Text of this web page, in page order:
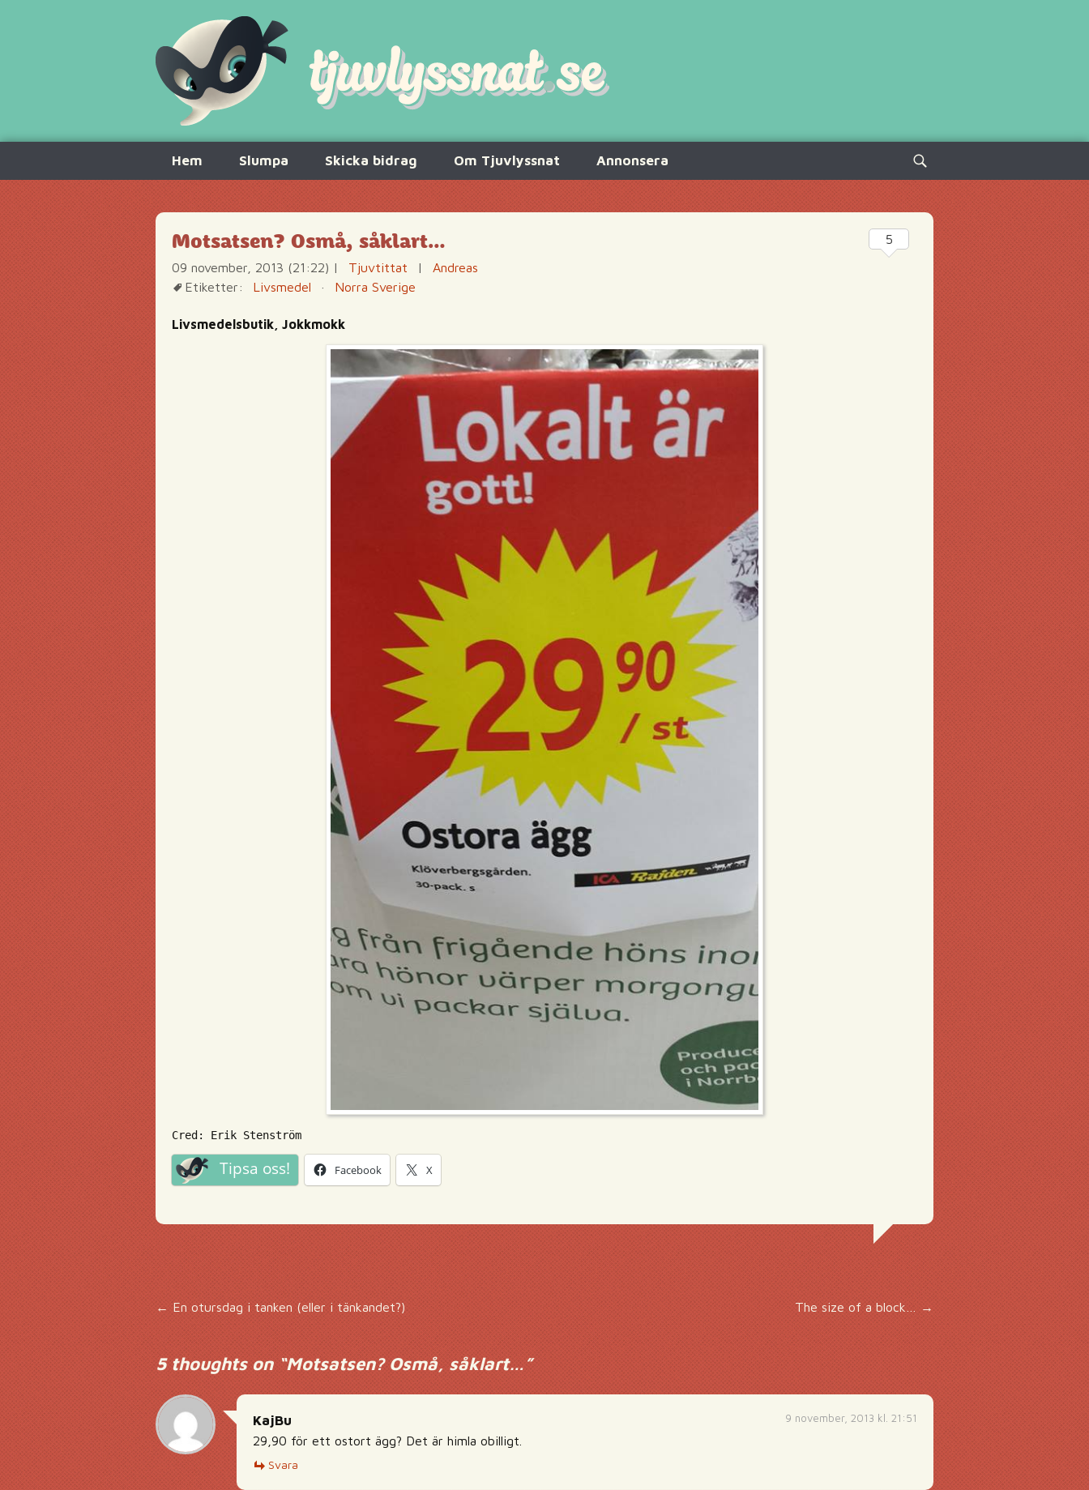
innehåll
Hem Slumpa Skicka bidrag Om Tjuvlyssnat Annonsera
Sök
efter:
Motsatsen? Osmå, såklart…
09 november, 2013 (21:22) | Tjuvtittat |
Andreas
Etiketter:
Livsmedel · Norra Sverige
Livsmedelsbutik, Jokkmokk
Cred: Erik Stenström
Tipsa oss! Facebook X
5
Inläggsnavigering
← En otursdag i tanken (eller i tänkandet?) The size of a block…→
5 thoughts on “Motsatsen? Osmå, såklart…”
9 november, 2013 kl. 21:51
KajBu
29,90 för ett ostort ägg? Det är himla obilligt.
Svara